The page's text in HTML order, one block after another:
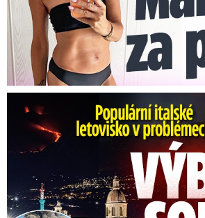
Erupce sicilské sopky Etny: Ruší desítky letů